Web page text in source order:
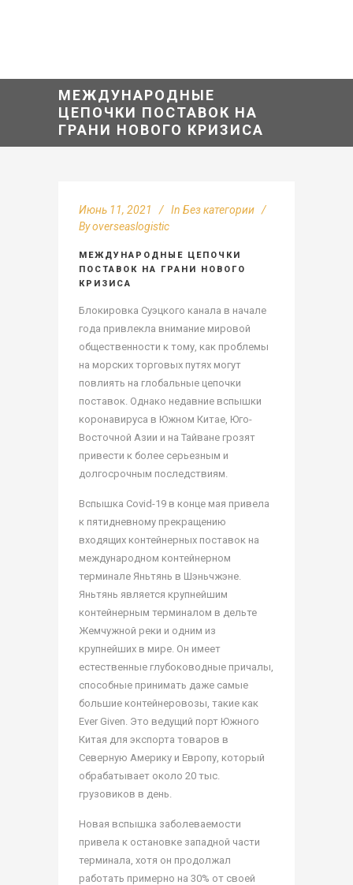
МЕЖДУНАРОДНЫЕ
ЦЕПОЧКИ ПОСТАВОК НА
ГРАНИ НОВОГО КРИЗИСА
Июнь 11, 2021 In Без категории
Byoverseaslogistic
МЕЖДУНАРОДНЫЕ ЦЕПОЧКИ
ПОСТАВОК НА ГРАНИ НОВОГО
КРИЗИСА
Блокировка Суэцкого канала в начале
года привлекла внимание мировой
общественности к тому, как проблемы
на морских торговых путях могут
повлиять на глобальные цепочки
поставок. Однако недавние вспышки
коронавируса в Южном Китае, Юго-
Восточной Азии и на Тайване грозят
привести к более серьезным и
долгосрочным последствиям.
Вспышка Covid-19 в конце мая привела
к пятидневному прекращению
входящих контейнерных поставок на
международном контейнерном
терминале Яньтянь в Шэньчжэне.
Яньтянь является крупнейшим
контейнерным терминалом в дельте
Жемчужной реки и одним из
крупнейших в мире. Он имеет
естественные глубоководные причалы,
способные принимать даже самые
большие контейнеровозы, такие как
Ever Given. Это ведущий порт Южного
Китая для экспорта товаров в
Северную Америку и Европу, который
обрабатывает около 20 тыс.
грузовиков в день.
Новая вспышка заболеваемости
привела к остановке западной части
терминала, хотя он продолжал
работать примерно на 30% от своей